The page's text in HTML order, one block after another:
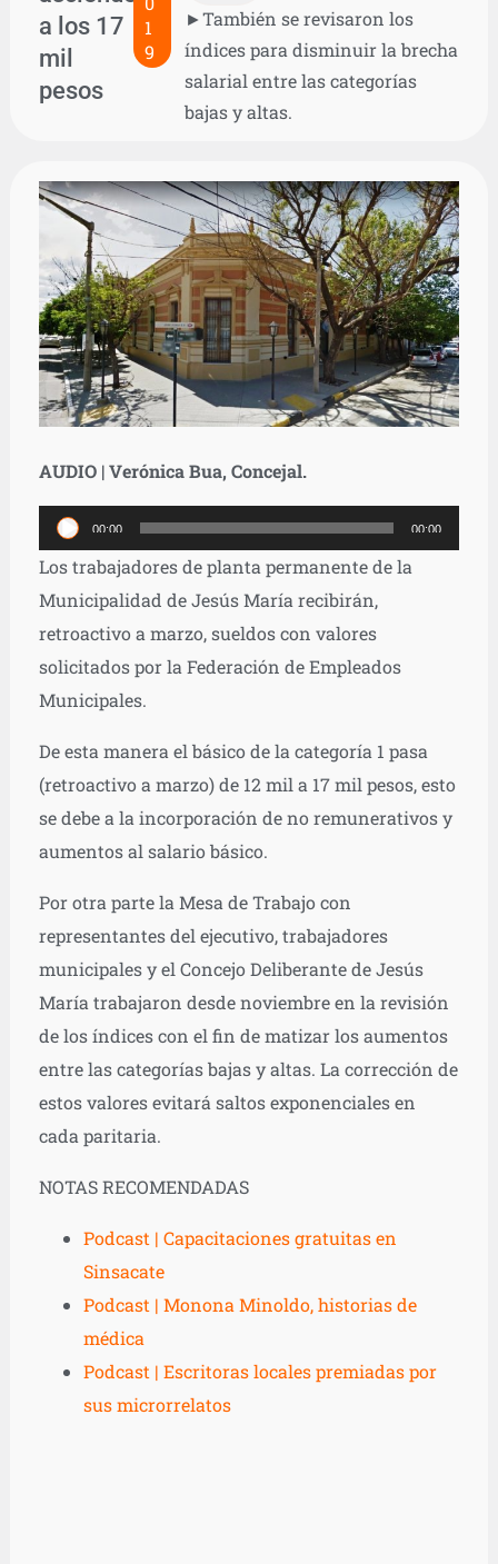
a los 17
mil
pesos
1
9
►También se revisaron los
índices para disminuir la brecha
salarial entre las categorías
bajas y altas.
AUDIO | Verónica Bua, Concejal.
Reproductor
de
audio
00:00 00:00
Los trabajadores de planta permanente de la
Municipalidad de Jesús María recibirán,
retroactivo a marzo, sueldos con valores
solicitados por la Federación de Empleados
Municipales.
De esta manera el básico de la categoría 1 pasa
(retroactivo a marzo) de 12 mil a 17 mil pesos, esto
se debe a la incorporación de no remunerativos y
aumentos al salario básico.
Por otra parte la Mesa de Trabajo con
representantes del ejecutivo, trabajadores
municipales y el Concejo Deliberante de Jesús
María trabajaron desde noviembre en la revisión
de los índices con el fin de matizar los aumentos
entre las categorías bajas y altas. La corrección de
estos valores evitará saltos exponenciales en
cada paritaria.
NOTAS RECOMENDADAS
Podcast | Capacitaciones gratuitas en
Sinsacate
Podcast | Monona Minoldo, historias de
médica
Podcast | Escritoras locales premiadas por
sus microrrelatos